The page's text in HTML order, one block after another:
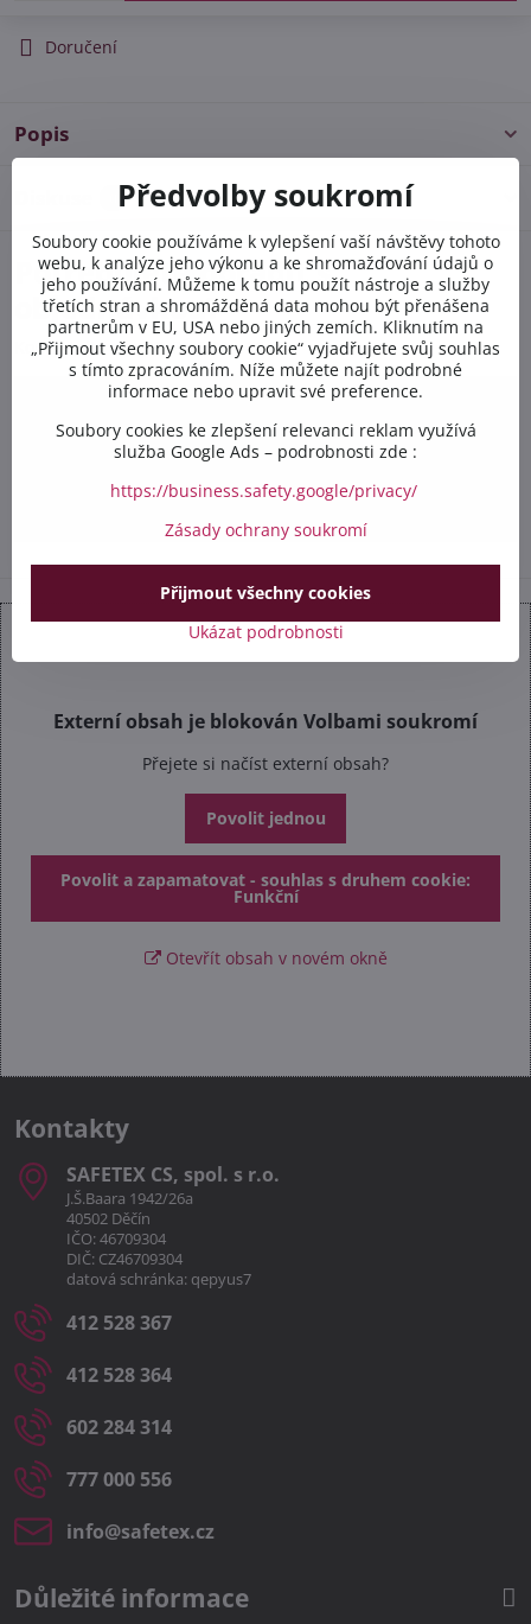
Doručení
Popis
Potřebujete poradit s
objednávkou?
Kontaktujte nás PO-PÁ 8:00 - 16:00:
+420 602 284 314
info​@safetex​.cz
Externí obsah je blokován Volbami soukromí
Přejete si načíst externí obsah?
Povolit jednou
Povolit a zapamatovat - souhlas s druhem cookie:
Funkční
Otevřít obsah v novém okně
Kontakty
SAFETEX CS, spol​. s r​.o​.
J.Š.Baara 1942/26a
40502 Děčín
IČO: 46709304
DIČ: CZ46709304
datová schránka: qepyus7
412 528 367
412 528 364
602 284 314
777 000 556
info​@safetex​.cz
Důležité informace
Předvolby soukromí
Soubory cookie používáme k vylepšení vaší návštěvy tohoto
webu, k analýze jeho výkonu a ke shromažďování údajů o
jeho používání. Můžeme k tomu použít nástroje a služby
třetích stran a shromážděná data mohou být přenášena
partnerům v EU, USA nebo jiných zemích. Kliknutím na
„Přijmout všechny soubory cookie“ vyjadřujete svůj souhlas
s tímto zpracováním. Níže můžete najít podrobné
informace nebo upravit své preference.
Soubory cookies ke zlepšení relevanci reklam využívá
služba Google Ads – podrobnosti zde :
https://business.safety.google/privacy/
Zásady ochrany soukromí
Ukázat podrobnosti
Přijmout všechny cookies